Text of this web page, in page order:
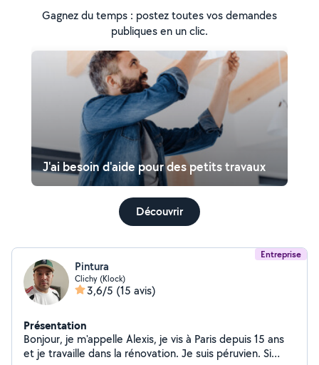
Gagnez du temps : postez toutes vos demandes
publiques en un clic.
J'ai besoin d'aide pour des petits travaux
Découvrir
Entreprise
Pintura
Clichy (Klock)
3,6/5 (15 avis)
Présentation
Bonjour, je m'appelle Alexis, je vis à Paris depuis 15 ans
et je travaille dans la rénovation. Je suis péruvien. Si